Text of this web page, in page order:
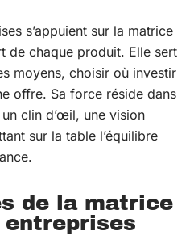
s’appuient sur la matrice
de chaque produit. Elle sert
moyens, choisir où investir
offre. Sa force réside dans
clin d’œil, une vision
sur la table l’équilibre
de la matrice
entreprises